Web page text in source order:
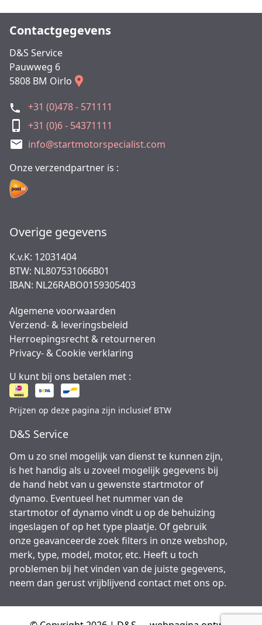
Contactgegevens
D&S Service
Pauwweg 6
5808 BM Oirlo
+31 (0)478 - 571111
+31 (0)6 - 54371111
info@startmotorspecialist.com
Onze verzendpartner is :
Overige gegevens
K.v.K: 12031404
BTW: NL807531066B01
IBAN: NL26RABO0159305403
Algemene voorwaarden
Verzend- & leveringsbeleid
Herroepingsrecht & retourneren
Privacy- & Cookie verklaring
U kunt bij ons betalen met :
Prijzen op deze pagina zijn inclusief BTW
D&S Service
Om u zo snel mogelijk van dienst te kunnen zijn,
is het handig als u zoveel mogelijk gegevens bij
de hand hebt van u gewenste startmotor of
dynamo. Eventueel het nummer van de
startmotor of dynamo vindt u op de behuizing
ingeslagen of op het type plaatje. Of gebruik
onze geavanceerde zoek filters in onze webshop,
merk, type, model, motor, etc. Heeft u toch
problemen bij het vinden van de juiste gegevens,
neem dan gerust vrijblijvend contact met ons op.